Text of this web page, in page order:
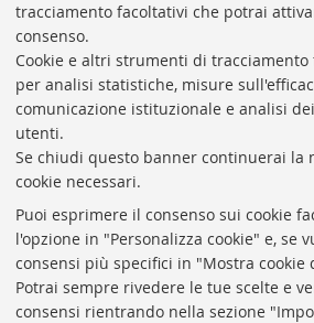
tracciamento facoltativi che potrai
consenso.
Cookie e altri strumenti di
per analisi statistiche, misure
comunicazione istituzionale e analisi
utenti.
Se chiudi questo banner continuerai la
cookie necessari.
Puoi esprimere il consenso sui cookie
l'opzione in "Personalizza cookie" e, se
consensi più specifici in "Mostra cookie
Potrai sempre rivedere le tue scelte e
consensi rientrando nella sezione
UNIVERSITARIA
Presidente: prof. Francesco Citti
Coordinatrice gestionale: Maria Pia
Responsabile Amministrativo: Luigia Di
Via Zamboni, 33/35 - 40126 Bologna (BO)
Tel. +39 051 2088306 - Fax +39 051
bub.info@unibo.it
bub.biblioteca@pec.unibo.it
Dove siamo
Orario dei servizi